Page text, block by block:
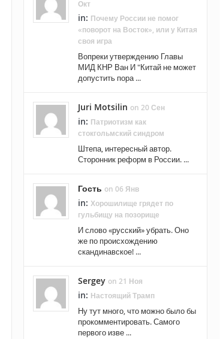
Окт
in: Почему России не помог
«поворот на Восток», или у Китая
своя игра
Вопреки утверждению Главы
МИД КНР Ван И "Китай не может
допустить пора ...
Juri Motsilin on 20 Сен
in: Патриотизм как
стокгольмский синдром
Штепа, интересный автор.
Сторонник реформ в России. ...
Гость on 06 Янв
in: Хорошилище грядет по
гульбищу на позорище
И слово «русский» убрать. Оно
же по происхождению
скандинавское! ...
Sergey on 21 Ноя
in: Настоящий Трамп
Ну тут много, что можно было бы
прокомментировать. Самого
первого изве ...